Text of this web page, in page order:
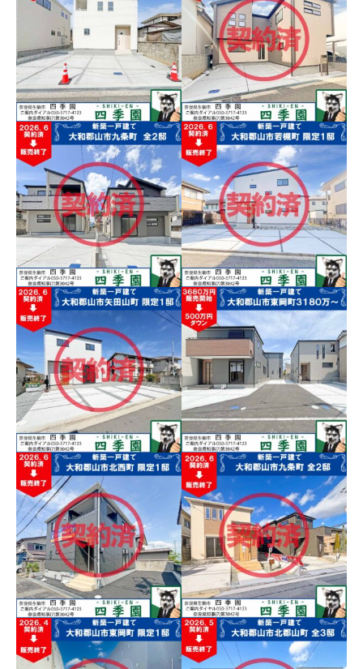
３区画の新築ばかりの街
並み！長期優良住宅で耐
震３(最高等級)で家族を守
る家！
全１３区画の新築ばかりの街
並み！長期優良住宅で耐震３
(最高等級)で家族を守る家！
大和郡山市北郡山町、近
鉄郡山駅へ徒歩１３分！
平屋で快適、長期優良住
宅で耐震３(最高等級)で地
震に強い家！
近鉄郡山駅へ徒歩１３分！平
屋で快適、長期優良住宅で耐
震３(最高等級)で地震に強い
家！
大和郡山市泉原町、郊外
にある閑静な住宅地に梁
見せ天井お洒落なリビン
グの新築一戸建
南向きで日当たり良好！閑静
な郊外住宅地にある見せ張り
お洒落なリビングの新築一戸
建
大和郡山市小泉町、ＪＲ
大和小泉駅エリアの大型
車ＯＫ駐車２台！省エネ
基準適合住宅の新築一戸
建て
ＪＲ大和小泉駅エリアの大型
車ＯＫ駐車２台！省エネ基準
適合住宅の新築一戸建て
大和郡山市下三橋町！郡
山駅から徒歩１３分！長
期優良住宅で耐震３(最高
等級)の地震に強い家！
ＪＲ郡山駅から徒歩１３分！
日当たり良好な全２邸！建物
は長期優良住宅で耐震３(最高
等級)の地震に強い家！
販売終了／大和郡山市高
田町、長期優良住宅で耐
震３(最高等級)の地震に強
い家！
郡山駅からわずか徒歩４分！
吹き抜けリビングや小上がり
タタミコーナーなどお洒落な
内観！長期優良住宅で耐震３
(最高等級)の地震に強い家！
販売終了／大和郡山市九
条町、長期優良住宅で耐
震３(最高等級)の地震に強
い家！
折り上げ天井、玄関吹き抜
け、パントリーなど内観お洒
落で収納豊富な一戸建て！長
期優良住宅で耐震３(最高等級)
の地震に強い家！
販売終了／大和郡山市若
槻町、梁見せ天井お洒落
なリビングの新築一戸建
閑静な住宅街の日当たり良好
な駐車５台の庭付き一戸建
て！梁見せ天井お洒落なリビ
ングの内観は必見！
販売終了／大和郡山市矢
田山町、南向きで日当た
大和郡山市東岡町！近鉄